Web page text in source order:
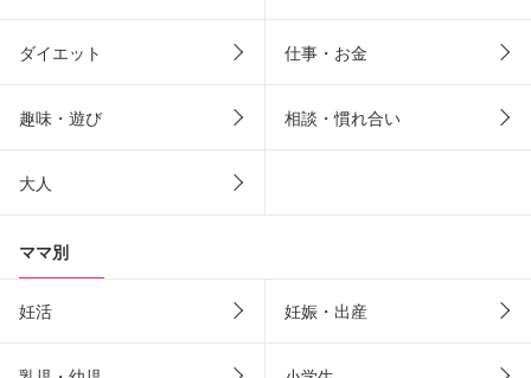
ダイエット 仕事・お金
趣味・遊び 相談・慣れ合い
大人
ママ別
妊活 妊娠・出産